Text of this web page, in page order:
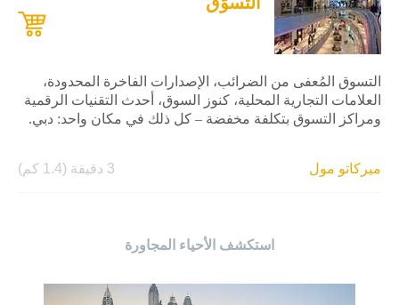
التسوق المُعفى من الضرائب، الإصدارات الفاخرة المحدودة،
العلامات التجارية المحلية، كنوز السوق، أحدث التقنيات الرقمية
ومراكز التسوق بتكلفة مخفضة – كل ذلك في مكان واحد: دبي.
ميركاتو مول 3 دقيقة (1.4 كم)
استكشف الأحياء المجاورة